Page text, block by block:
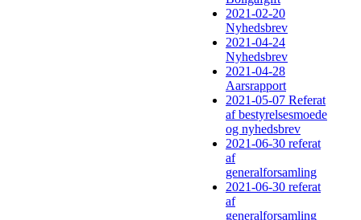
2021-02-20
Nyhedsbrev
2021-04-24
Nyhedsbrev
2021-04-28
Aarsrapport
2021-05-07 Referat
af bestyrelsesmoede
og nyhedsbrev
2021-06-30 referat
af
generalforsamling
2021-06-30 referat
af
generalforsamling